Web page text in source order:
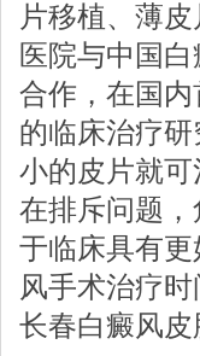
片移植、薄
医院与中国
合作，在国
的临床治疗
小的皮片就
在排斥问题
于临床具有
风手术治疗
长春白癜风